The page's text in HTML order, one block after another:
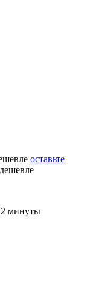
оставьте
2 минуты